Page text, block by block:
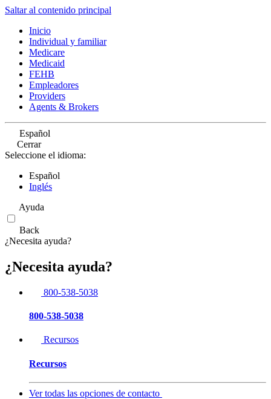
Saltar al contenido principal
Inicio
Individual y familiar
Medicare
Medicaid
FEHB
Empleadores
Providers
Agents & Brokers
Español
Cerrar
Seleccione el idioma:
Español
Inglés
Ayuda
Back
¿Necesita ayuda?
¿Necesita ayuda?
800-538-5038
800-538-5038
Recursos
Recursos
Ver todas las opciones de contacto